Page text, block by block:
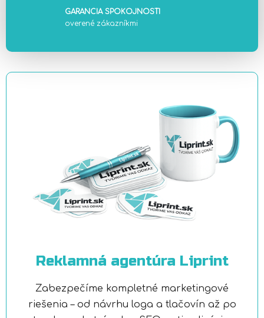
GARANCIA SPOKOJNOSTI
overené zákazníkmi
Reklamná agentúra Liprint
Zabezpečíme kompletné marketingové
riešenia – od návrhu loga a tlačovín až po